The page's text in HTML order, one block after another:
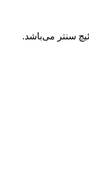
سنتر می‌باشد.